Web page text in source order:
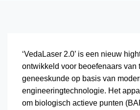
‘VedaLaser 2.0’ is een nieuw
ontwikkeld voor beoefenaars van
geneeskunde op basis van
engineeringtechnologie. Het
om biologisch actieve punten